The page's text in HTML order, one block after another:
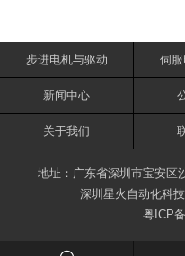
步进电机与驱动 伺
新闻中心
关于我们
地址：广东省深圳市宝安区
深圳星火自动化科
粤ICP